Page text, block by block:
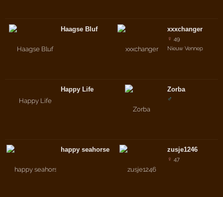
Haagse Bluf
Happy Life
happy seahorse
xxxchanger
♀ 49
Nieuw Vennep
Zorba
♂
zusje1246
♀ 47